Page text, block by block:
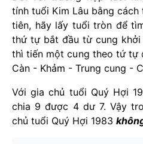
tính tuổi Kim Lâu bằng
tiên, hãy lấy tuổi tròn để
thứ tự bắt đầu từ cung
thì tiến một cung theo tứ tự
Càn - Khảm - Trung cung -
Với gia chủ tuổi Quý Hợi
chia 9 được 4 dư 7. Vậy
chủ tuổi Quý Hợi 1983